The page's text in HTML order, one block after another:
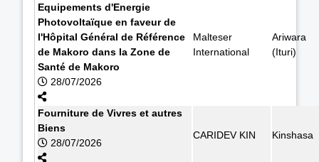
Equipements d'Energie
Photovoltaïque en faveur de
l'Hôpital Général de Référence
de Makoro dans la Zone de
Santé de Makoro
28/07/2026
Malteser
International
Ariwara
(Ituri)
Fourniture de Vivres et autres
Biens
28/07/2026
CARIDEV KIN Kinshasa